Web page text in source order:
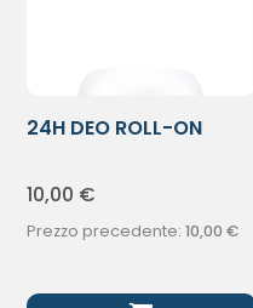
24H DEO ROLL-ON
10,00 €
Prezzo precedente:10,00 €